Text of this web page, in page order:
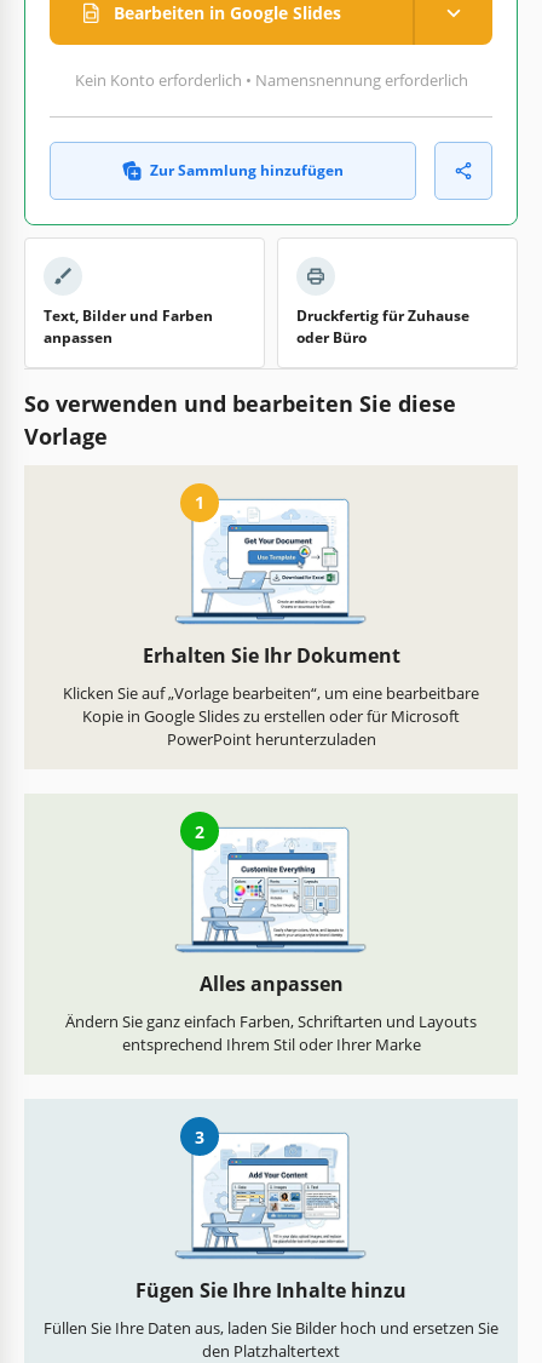
Bearbeiten in Google Slides
Kein Konto erforderlich • Namensnennung erforderlich
Zur Sammlung hinzufügen
Text, Bilder und Farben
anpassen
Druckfertig für Zuhause
oder Büro
So verwenden und bearbeiten Sie diese
Vorlage
1
Erhalten Sie Ihr Dokument
Klicken Sie auf „Vorlage bearbeiten“, um eine bearbeitbare
Kopie in Google Slides zu erstellen oder für Microsoft
PowerPoint herunterzuladen
2
Alles anpassen
Ändern Sie ganz einfach Farben, Schriftarten und Layouts
entsprechend Ihrem Stil oder Ihrer Marke
3
Fügen Sie Ihre Inhalte hinzu
Füllen Sie Ihre Daten aus, laden Sie Bilder hoch und ersetzen Sie
den Platzhaltertext